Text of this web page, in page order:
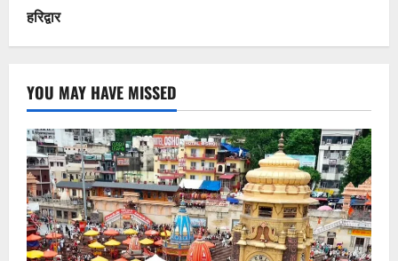
हरिद्वार
YOU MAY HAVE MISSED